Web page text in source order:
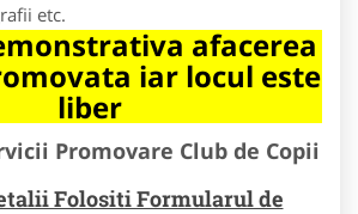
etc.
afacerea
iar locul este
liber
Promovare Club de Copii
Folositi Formularul de